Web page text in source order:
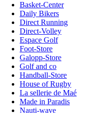
Basket-Center
Daily Bikers
Direct Running
Direct-Volley
Espace Golf
Foot-Store
Galopp-Store
Golf and co
Handball-Store
House of Rugby
La sellerie de Maé
Made in Paradis
Nauti-wave